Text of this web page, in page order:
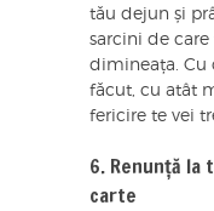
tău dejun și
sarcini de
dimineața. Cu
făcut, cu atât
fericire te vei
6. Renunță la
carte